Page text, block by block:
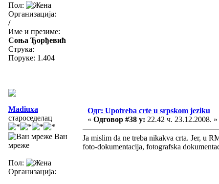
Пол:
Организација:
/
Име и презиме:
Соња Ђорђевић
Струка:
Поруке: 1.404
Madiuxa
староседелац
Ван
мреже
Пол:
Организација:
Одг: Upotreba crte u srpskom jeziku
« Одговор #38 у: 22.42 ч. 23.12.2008. »
Ja mislim da ne treba nikakva crta. Jer, u
foto-dokumentacija, fotografska